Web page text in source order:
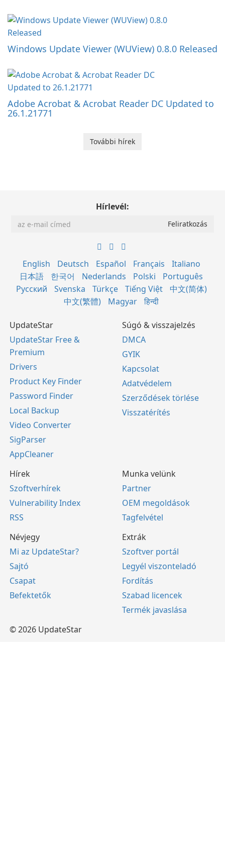
Windows Update Viewer (WUView) 0.8.0 Released
Adobe Acrobat & Acrobat Reader DC Updated to
26.1.21771
További hírek
Hírlevél:
English Deutsch Español Français
Italiano
日本語
한국어 Nederlands Polski
Português
Русский
Svenska Türkçe Tiếng Việt
中文(简体)
中文(繁體)
Magyar हिन्दी
UpdateStar
UpdateStar Free &
Premium
Drivers
Product Key Finder
Password Finder
Local Backup
Video Converter
SigParser
AppCleaner
Súgó & visszajelzés
DMCA
GYIK
Kapcsolat
Adatvédelem
Szerződések törlése
Visszatérítés
Hírek
Szoftverhírek
Vulnerability Index
RSS
Munka velünk
Partner
OEM megoldások
Tagfelvétel
Névjegy
Mi az UpdateStar?
Sajtó
Csapat
Befektetők
Extrák
Szoftver portál
Legyél viszonteladó
Fordítás
Szabad licencek
Termék javaslása
© 2026 UpdateStar